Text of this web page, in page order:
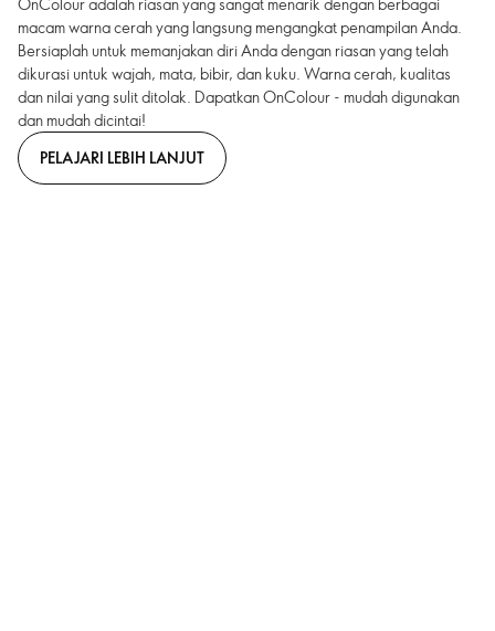
macam warna cerah yang langsung mengangkat penampilan Anda.
Bersiaplah untuk memanjakan diri Anda dengan riasan yang telah
dikurasi untuk wajah, mata, bibir, dan kuku. Warna cerah, kualitas
dan nilai yang sulit ditolak. Dapatkan OnColour - mudah digunakan
dan mudah dicintai!
PELAJARI LEBIH LANJUT